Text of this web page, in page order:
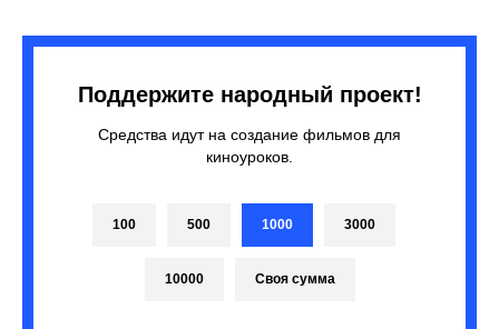
Поддержите народный проект!
Средства идут на создание фильмов для
киноуроков.
100 500 1000 3000
10000 Своя сумма